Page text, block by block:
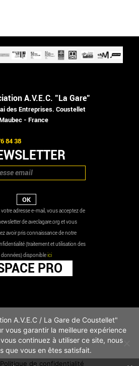
A.V.E.C. "La Gare"
des Entreprises. Coustellet
- France
84 38
adresse e-mail, vous acceptez de
de aveclagare.org et vous
avoir pris connaissance de notre
(traitement et utilisation des
données) disponibleici
PRO
A.V.E.C / La Gare de Coustellet"
vous garantir la meilleure expérience
continuez à utiliser ce site, nous
que vous en êtes satisfait.
Politique de confidentialité